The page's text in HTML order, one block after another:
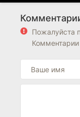
Пожалуйста